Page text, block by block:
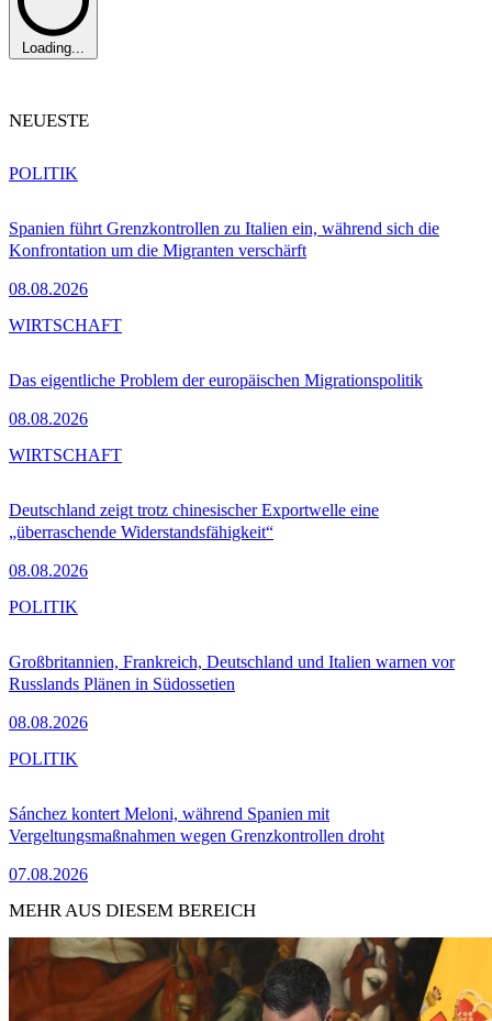
Loading...
NEUESTE
Spanien führt Grenzkontrollen zu Italien ein, während sich die
Konfrontation um die Migranten verschärft
08.08.2026
POLITIK
Das eigentliche Problem der europäischen Migrationspolitik
08.08.2026
WIRTSCHAFT
Deutschland zeigt trotz chinesischer Exportwelle eine
„überraschende Widerstandsfähigkeit“
08.08.2026
WIRTSCHAFT
Großbritannien, Frankreich, Deutschland und Italien warnen vor
Russlands Plänen in Südossetien
08.08.2026
POLITIK
Sánchez kontert Meloni, während Spanien mit
Vergeltungsmaßnahmen wegen Grenzkontrollen droht
07.08.2026
POLITIK
MEHR AUS DIESEM BEREICH